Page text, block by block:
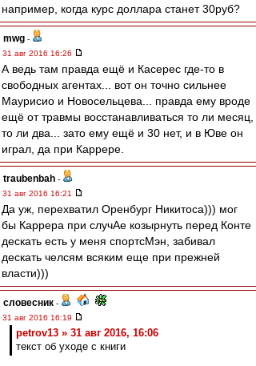
например, когда курс доллара станет 30руб?
mwg -
31 авг 2016 16:26
А ведь там правда ещё и Касерес где-то в
свободных агентах... вот он точно сильнее
Маурисио и Новосельцева... правда ему вроде
ещё от травмы восстанавливаться то ли месяц,
то ли два... зато ему ещё и 30 нет, и в Юве он
играл, да при Каррере.
traubenbah -
31 авг 2016 16:21
Да уж, перехватил Оренбург Никитоса))) мог
бы Каррера при случАе козырнуть перед Конте
дескать есть у меня спортсМэн, забивал
дескать челсям всяким еще при прежней
власти)))
словесник -
31 авг 2016 16:19
petrov13 » 31 авг 2016, 16:06
текст об уходе с книги